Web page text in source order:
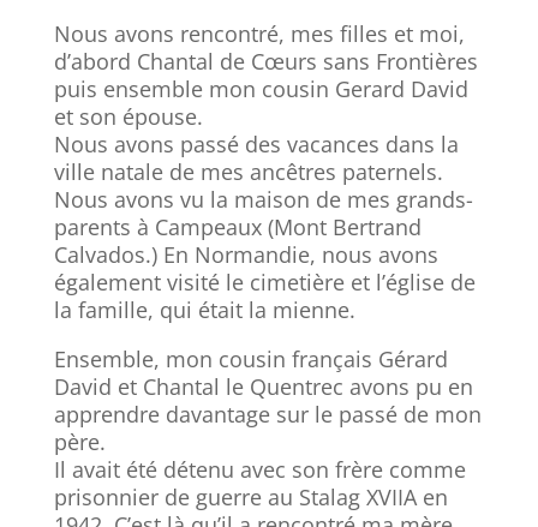
Nous avons rencontré, mes filles et moi,
d’abord Chantal de Cœurs sans Frontières
puis ensemble mon cousin Gerard David
et son épouse.
Nous avons passé des vacances dans la
ville natale de mes ancêtres paternels.
Nous avons vu la maison de mes grands-
parents à Campeaux (Mont Bertrand
Calvados.) En Normandie, nous avons
également visité le cimetière et l’église de
la famille, qui était la mienne.
Ensemble, mon cousin français Gérard
David et Chantal le Quentrec avons pu en
apprendre davantage sur le passé de mon
père.
Il avait été détenu avec son frère comme
prisonnier de guerre au Stalag XVIIA en